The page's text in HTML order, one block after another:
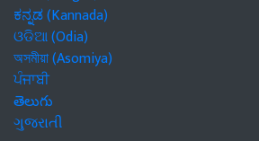
ಕನ್ನಡ (Kannada)
ଓଡିଆ (Odia)
অসমীয়া (Asomiya)
ਪੰਜਾਬੀ
తెలుగు
ગુજરાતી